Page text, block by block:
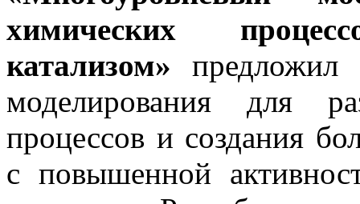
химических
катализом» предложил
моделирования для
процессов и создания
с повышенной